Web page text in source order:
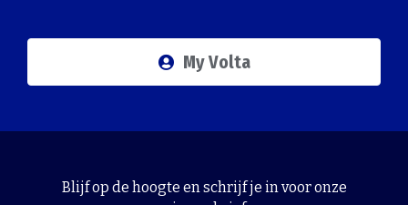
My Volta
Blijf op de hoogte en schrijf je in voor onze